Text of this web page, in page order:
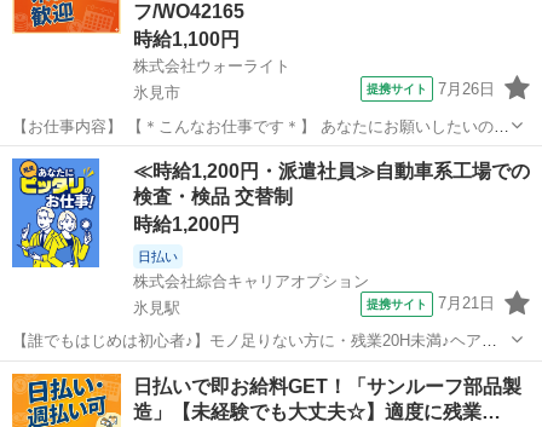
日 年度毎の契約更...フ/WO42165
時給1,100円
株式会社ウォーライト
氷見市
提携サイト 7月26日
【お仕事内容】 【＊こんなお仕事です＊】 あなたにお願いしたいの
は、 「清掃スタッフ」です。 （1）施設内のモップ掛けをします。
（2）ゴミの回収やゴミ袋の設置をします。 （3）トイレ清掃や備品補
充をします。 【＊こん...
富山 氷見市 仕分け
≪時給1,200円・派遣社員≫自動車系工場での
検査・検品 交替制
時給1,200円
日払い
株式会社綜合キャリアオプション
氷見駅
提携サイト 7月21日
【誰でもはじめは初心者♪】モノ足りない方に・残業20H未満♪ヘアス
タイル自由☆ 機械オペレーター 【業務内容詳細】 自動車のサンルー
フフレームの製造、プレス・加工・組付け・検査、軽い製品を扱いま
す。 【取扱製品情報】 ...
富山 氷見市 氷見駅 その他
日払いで即お給料GET！「サンルーフ部品製
造」【未経験でも大丈夫☆】適度に残業…